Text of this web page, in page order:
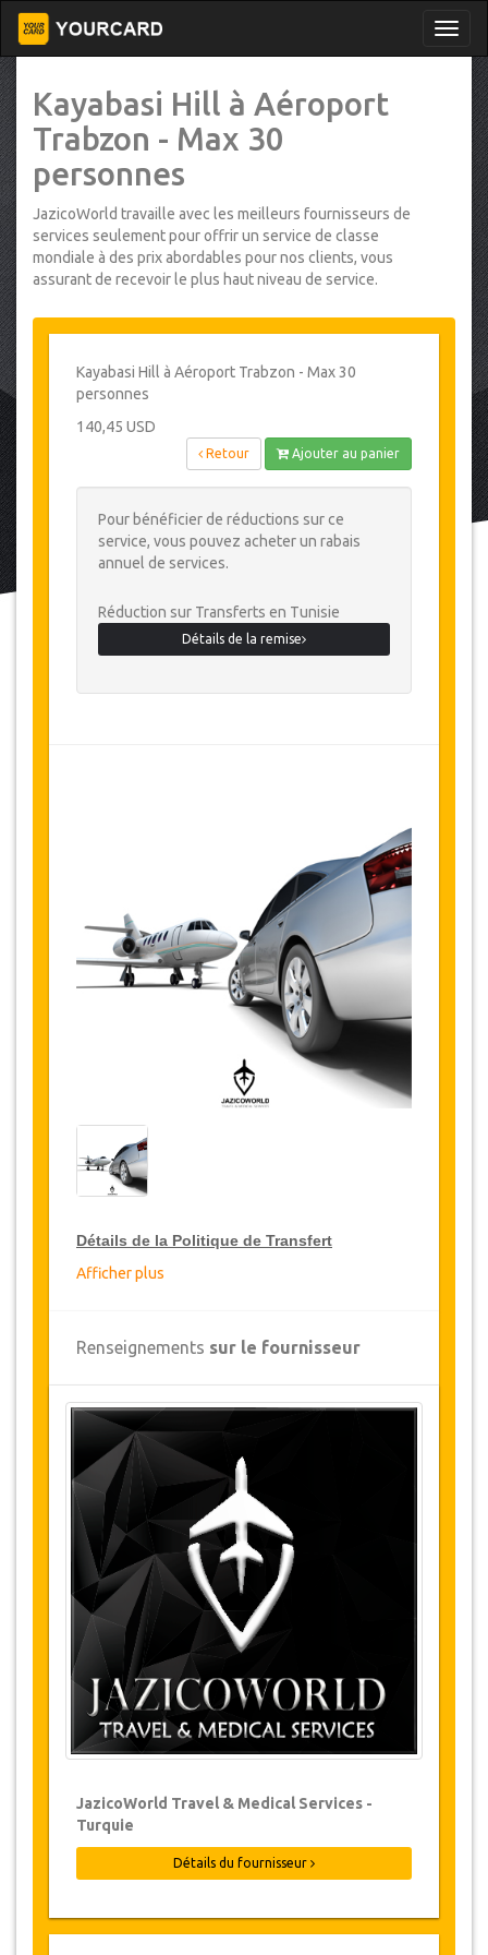
Kayabasi Hill à Aéroport
Trabzon - Max 30
personnes
JazicoWorld travaille avec les meilleurs fournisseurs de
services seulement pour offrir un service de classe
mondiale à des prix abordables pour nos clients, vous
assurant de recevoir le plus haut niveau de service.
Kayabasi Hill à Aéroport Trabzon - Max 30
personnes
140,45 USD
Retour Ajouter au panier
Pour bénéficier de réductions sur ce
service, vous pouvez acheter un rabais
annuel de services.
Réduction sur Transferts en Tunisie
Détails de la remise
Détails de la Politique de Transfert
JazicoWorld offre pour les grands voyageurs,
15% de réduction sur les transferts
toute la Turquie et ce pendant une période de
12 mois, pour obtenir votre remise sur le
transfert, cliquez ci-dessus sur le bouton
Détails de la remise
Changements et Politique d'annulation
Les modifications de réservations peuvent
être possibles si l’avis est donné à temps.
Pour plus d'informations veuillez nous
contacter.
Pour toutes les annulations faites au
moins 24 heures à l’avance, il n‘y aura
pas de frais, même si la réservation a été
confirmée. L'annulation ne peut être faite
que par écrit en envoyant un courrier
électronique.
moins de 24 heures avant le transfert.
Dans de tels cas, les paiements sont non-
remboursables.
De temps en temps, JazicoWorld peut
Afficher plus
Renseignements sur le fournisseur
JazicoWorld Travel & Medical Services -
Turquie
Détails du fournisseur